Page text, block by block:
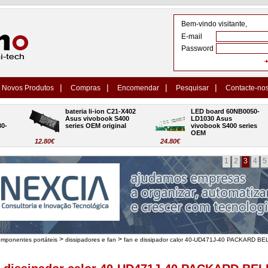
Bem-vindo visitante,
E-mail
Password
Novos Produtos | Compras | Encomendar | Pesquisar | Contacte-
12.80€
bateria li-ion C21-X402
Asus vivobook S400
series OEM original
24.80€
LED board 60NB0050-
LD1030 Asus
vivobook S400 series
OEM
1 2 3 4 5
portáteis > dissipadores e fan > fan e dissipador calor 40-UD471J-40 PACKARD